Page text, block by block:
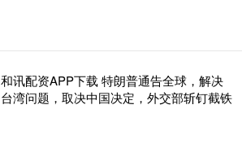
和讯配资APP下载 特朗普通告全球，解决
台湾问题，取决中国决定，外交部斩钉截铁